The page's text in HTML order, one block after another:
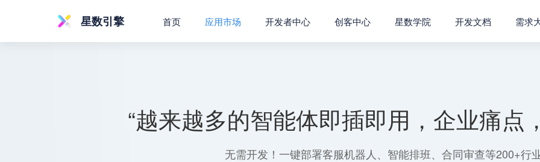
星数引擎 首页 应用市场 开发者中心 创客中心 星数学院 开发文档 需求
“越来越多的智能体即插即用，企业痛点
无需开发！一键部署客服机器人、智能排班、合同审查等200+行